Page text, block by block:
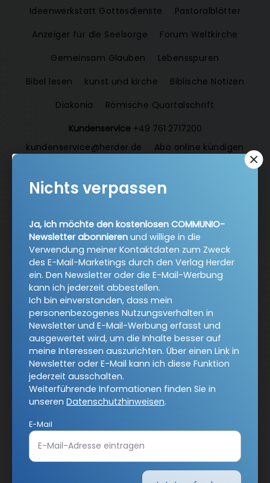
Ideenwerkstatt Gottesdienste
Pastoralblätter
Anzeiger für die Seelsorge
Forum Weltkirche
Gemeinsam Glauben
Lebensspuren
Bibel lesen
kunst und kirche
Biblische Notizen
Diakonia
Römische Quartalschrift
Kundenservice +49 761 2717200
kundenservice@herder.de
Abo online kündigen
Folgen Sie uns:
COMMUNIO-Newsletter
Ja, ich möchte den kostenlosen COMMUNIO-Newsletter
abonnierenund willige in die Verwendung meiner
Kontaktdaten zum Zweck des E-Mail-Marketings durch
den Verlag Herder ein. Den Newsletter oder die E-Mail-
Werbung kann ich jederzeit abbestellen.
Ich bin einverstanden, dass mein personenbezogenes
Nutzungsverhalten in Newsletter und E-Mail-Werbung
meine Interessen auszurichten. Über einen Link in
Newsletter oder E-Mail kann ich diese Funktion jederzeit
ausschalten.
Weiterführende Informationen finden Sie in unseren
Nichts verpassen
Ja, ich möchte den kostenlosen COMMUNIO-
Newsletter abonnieren und willige in die
Verwendung meiner Kontaktdaten zum Zweck
des E-Mail-Marketings durch den Verlag Herder
ein. Den Newsletter oder die E-Mail-Werbung
kann ich jederzeit abbestellen.
Ich bin einverstanden, dass mein
personenbezogenes Nutzungsverhalten in
Newsletter und E-Mail-Werbung erfasst und
ausgewertet wird, um die Inhalte besser auf
meine Interessen auszurichten. Über einen Link in
Newsletter oder E-Mail kann ich diese Funktion
jederzeit ausschalten.
Weiterführende Informationen finden Sie in
unseren Datenschutzhinweisen.
E-Mail